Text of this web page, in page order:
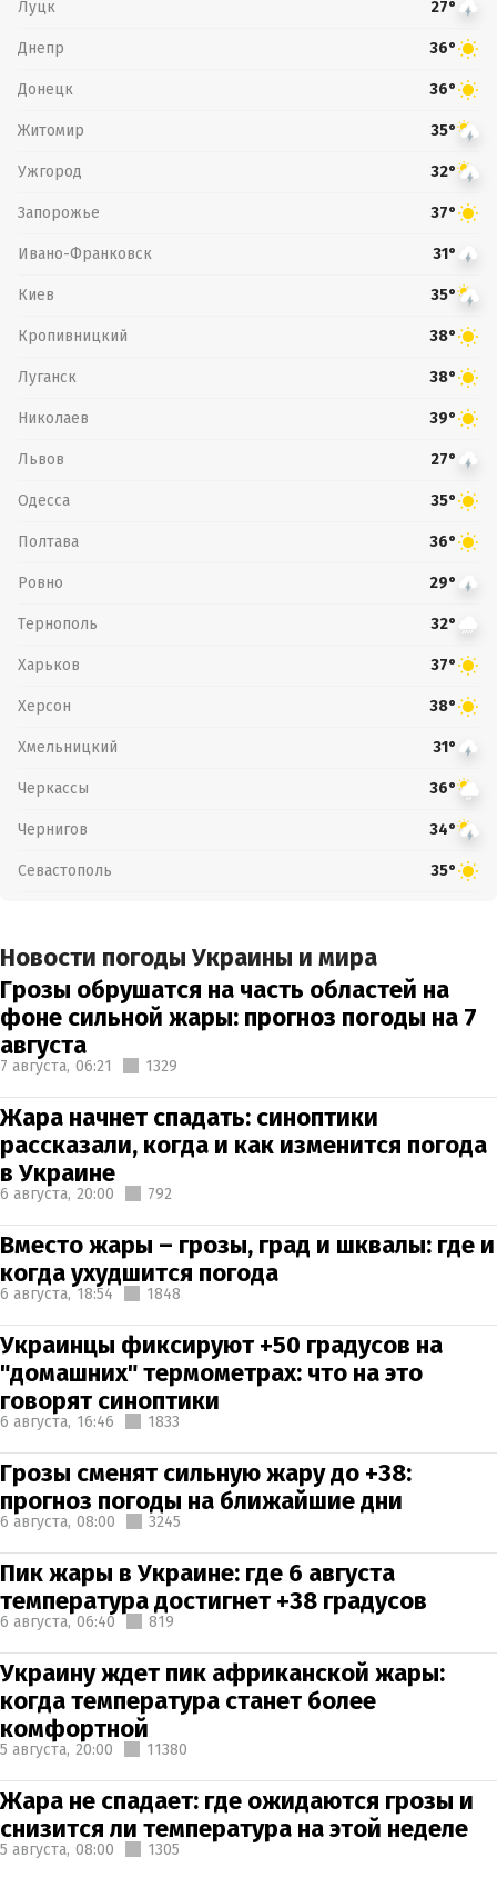
Луцк 27°
Днепр 36°
Донецк 36°
Житомир 35°
Ужгород 32°
Запорожье 37°
Ивано-Франковск 31°
Киев 35°
Кропивницкий 38°
Луганск 38°
Николаев 39°
Львов 27°
Одесса 35°
Полтава 36°
Ровно 29°
Тернополь 32°
Харьков 37°
Херсон 38°
Хмельницкий 31°
Черкассы 36°
Чернигов 34°
Севастополь 35°
Новости погоды Украины и мира
Грозы обрушатся на часть областей на
фоне сильной жары: прогноз погоды на 7
августа
7 августа, 06:21 1329
Жара начнет спадать: синоптики
рассказали, когда и как изменится погода
в Украине
6 августа, 20:00 792
Вместо жары – грозы, град и шквалы: где и
когда ухудшится погода
6 августа, 18:54 1848
Украинцы фиксируют +50 градусов на
"домашних" термометрах: что на это
говорят синоптики
6 августа, 16:46 1833
Грозы сменят сильную жару до +38:
прогноз погоды на ближайшие дни
6 августа, 08:00 3245
Пик жары в Украине: где 6 августа
температура достигнет +38 градусов
6 августа, 06:40 819
Украину ждет пик африканской жары:
когда температура станет более
комфортной
5 августа, 20:00 11380
Жара не спадает: где ожидаются грозы и
снизится ли температура на этой неделе
5 августа, 08:00 1305